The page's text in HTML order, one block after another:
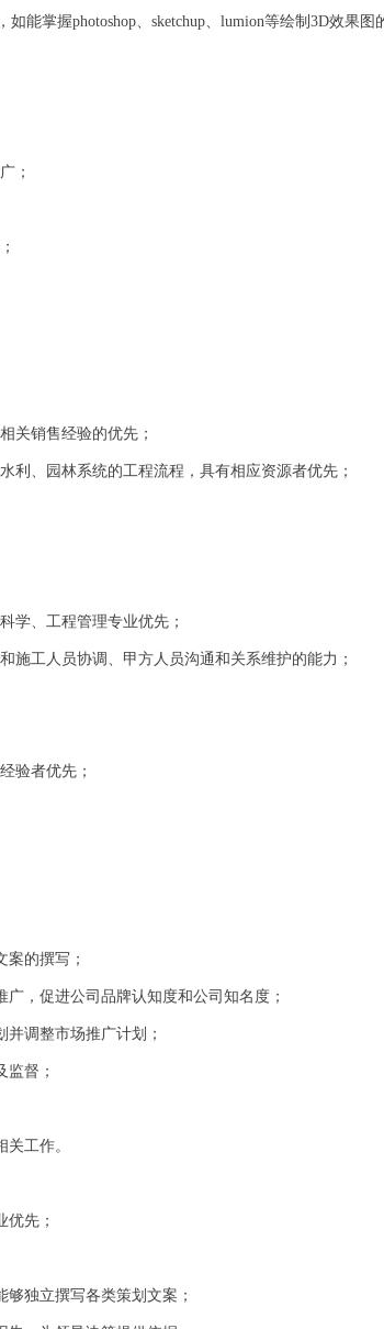
能掌握photoshop、sketchup、lumion等绘制3D效果图
；
关销售经验的优先；
利、园林系统的工程流程，具有相应资源者优先；
学、工程管理专业优先；
施工人员协调、甲方人员沟通和关系维护的能力；
验者优先；
案的撰写；
，促进公司品牌认知度和公司知名度；
调整市场推广计划；
督；
工作。
优先；
独立撰写各类策划文案；